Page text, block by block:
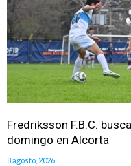
Fredriksson F.B.C.
domingo en Alcorta
8 agosto, 2026